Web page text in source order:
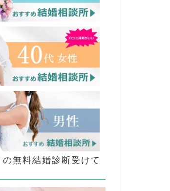
の無料結婚診断受けて